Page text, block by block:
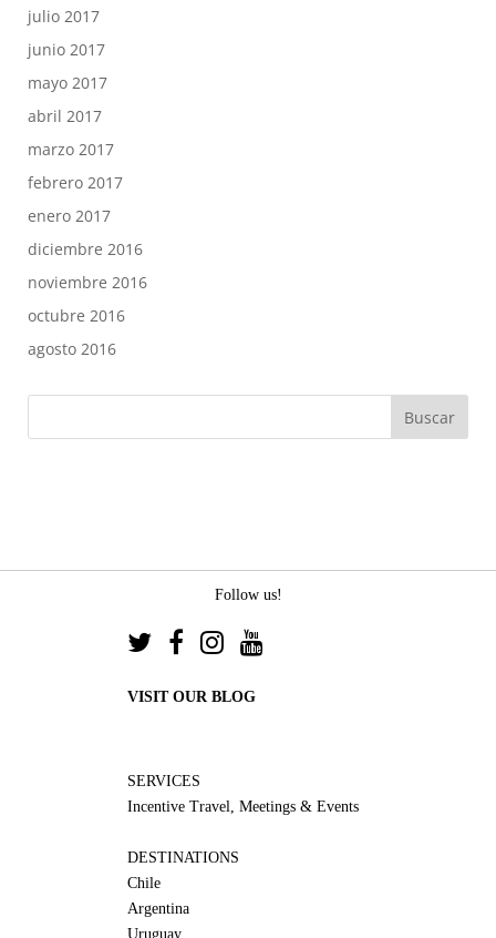
julio 2017
junio 2017
mayo 2017
abril 2017
marzo 2017
febrero 2017
enero 2017
diciembre 2016
noviembre 2016
octubre 2016
agosto 2016
Follow us!
VISIT OUR BLOG
SERVICES
Incentive Travel, Meetings & Events
DESTINATIONS
Chile
Argentina
Uruguay